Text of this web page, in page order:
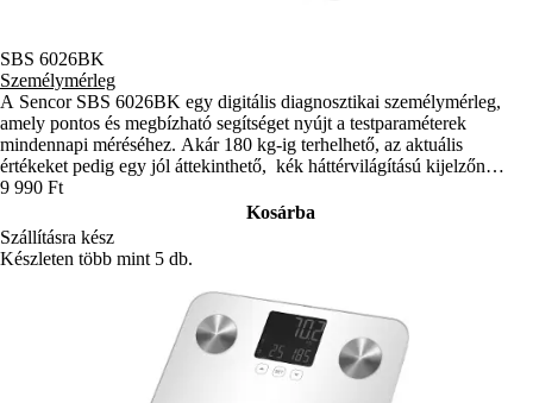
SBS 6026BK
Személymérleg
A Sencor SBS 6026BK egy digitális diagnosztikai személymérleg,
amely pontos és megbízható segítséget nyújt a testparaméterek
mindennapi méréséhez. Akár 180 kg-ig terhelhető, az aktuális
értékeket pedig egy jól áttekinthető, kék háttérvilágítású kijelzőn
jeleníti meg.
9 990 Ft
Kosárba
Szállításra kész
Készleten több mint 5 db.